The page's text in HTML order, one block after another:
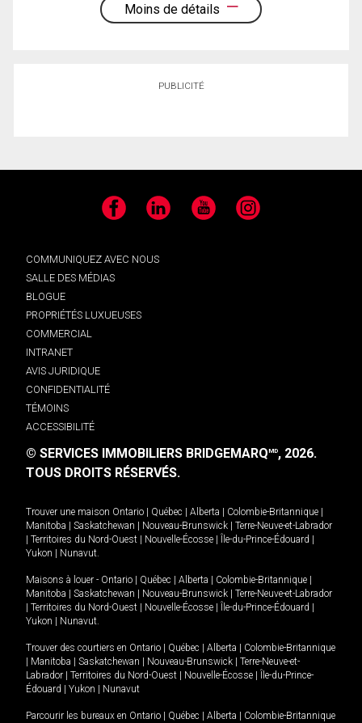
Moins de détails
PUBLICITÉ
Facebook LinkedIn YouTube Instagram
COMMUNIQUEZ AVEC NOUS
SALLE DES MÉDIAS
BLOGUE
PROPRIÉTÉS LUXUEUSES
COMMERCIAL
INTRANET
AVIS JURIDIQUE
CONFIDENTIALITÉ
TÉMOINS
ACCESSIBILITÉ
© SERVICES IMMOBILIERS BRIDGEMARQMD, 2026.
TOUS DROITS RÉSERVÉS.
Trouver une maison Ontario Québec Alberta Colombie-Britannique
Manitoba
Saskatchewan Nouveau-Brunswick
Terre-Neuve-et-Labrador
Territoires du Nord-Ouest Nouvelle-Écosse Île-du-Prince-Édouard
Yukon
Nunavut.
Maisons à louer - Ontario Québec Alberta Colombie-Britannique
Manitoba
Saskatchewan Nouveau-Brunswick
Terre-Neuve-et-Labrador
Territoires du Nord-Ouest Nouvelle-Écosse Île-du-Prince-Édouard
Yukon
Nunavut.
Trouver des courtiers en Ontario Québec Alberta
Colombie-Britannique
Manitoba Saskatchewan Nouveau-Brunswick
Terre-Neuve-et-
Labrador
Territoires du Nord-Ouest Nouvelle-Écosse
Île-du-Prince-
Édouard
Yukon Nunavut
Parcourir les bureaux en Ontario Québec Alberta
Colombie-Britannique